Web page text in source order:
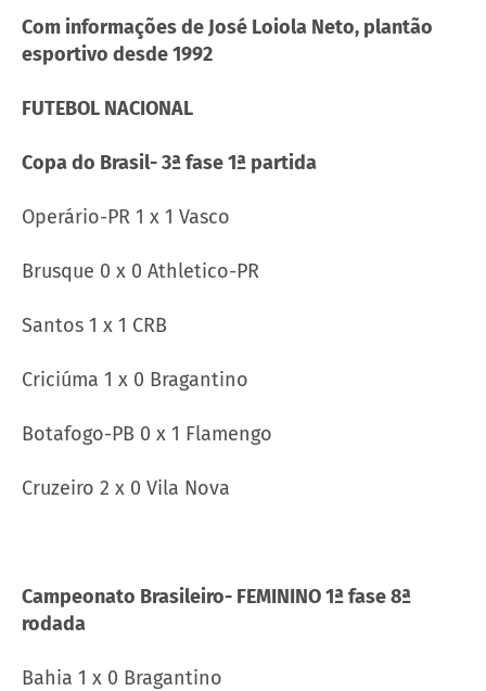
Com informações de José Loiola Neto, plantão
esportivo desde 1992
FUTEBOL NACIONAL
Copa do Brasil- 3ª fase 1ª partida
Operário-PR 1 x 1 Vasco
Brusque 0 x 0 Athletico-PR
Santos 1 x 1 CRB
Criciúma 1 x 0 Bragantino
Botafogo-PB 0 x 1 Flamengo
Cruzeiro 2 x 0 Vila Nova
Campeonato Brasileiro- FEMININO 1ª fase 8ª
rodada
Bahia 1 x 0 Bragantino